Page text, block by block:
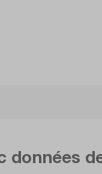
données